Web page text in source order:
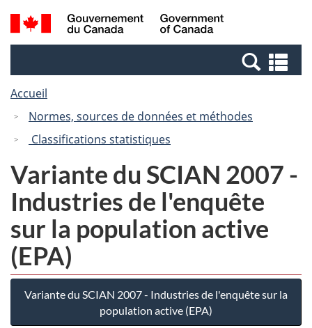
Passer
au
Passer
à
Canada
Recherche
et
et
Accueil
Normes, sources de données et méthodes
Classifications statistiques
Variante du SCIAN 2007 -
Industries de l'enquête
sur la population active
(EPA)
Variante du SCIAN 2007 - Industries de l'enquête sur la
population active (EPA)